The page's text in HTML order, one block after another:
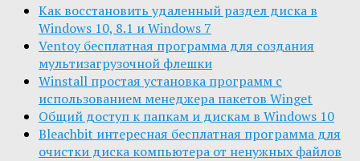
Как восстановить удаленный раздел диска в
Windows 10, 8.1 и Windows 7
Ventoy бесплатная программа для создания
мультизагрузочной флешки
Winstall простая установка программ с
использованием менеджера пакетов Winget
Общий доступ к папкам и дискам в Windows 10
Bleachbit интересная бесплатная программа для
очистки диска компьютера от ненужных файлов